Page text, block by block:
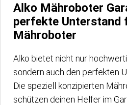
Alko Mähroboter
perfekte Unterstand
Mähroboter
Alko bietet nicht nur
sondern auch den perfekten
Die speziell konzipierten
schützen deinen Helfer im